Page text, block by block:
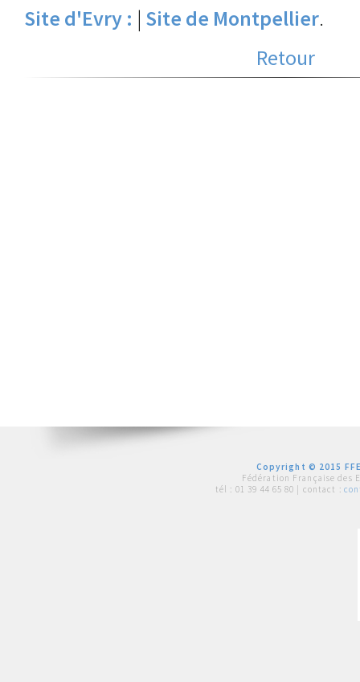
Site d'Evry : | Site de Montpellier.
Retour
Copyright © 2015
Fédération Française des
tél : 01 39 44 65 80 | contact :